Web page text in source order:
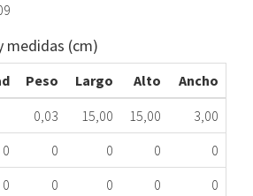
medidas (cm)
Peso Largo Alto
Ancho
0,03 15,00 15,00
3,00
0 0 0 0
0
0 0 0 0
0